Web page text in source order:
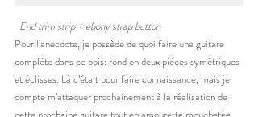
End trim strip + ebony strap button
Pour l’anecdote, je possède de quoi faire une guitare
complète dans ce bois: fond en deux pièces symétriques
et éclisses. Là c’était pour faire connaissance, mais je
compte m’attaquer prochainement à la réalisation de